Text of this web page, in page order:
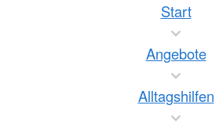
Start
Angebote
Alltagshilfen